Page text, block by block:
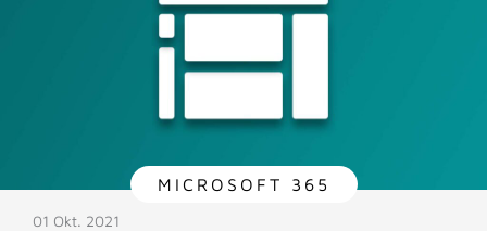
MICROSOFT 365
01 Okt. 2021